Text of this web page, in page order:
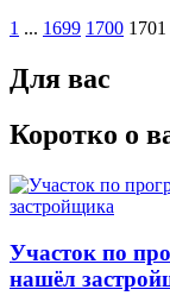
1 ... 1699 1700 1701
Для вас
Коротко о
Участок по
нашёл